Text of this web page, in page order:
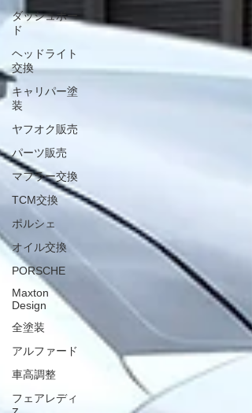
ダッシュボー
ド
ヘッドライト
交換
キャリパー塗
装
ヤフオク販売
パーツ販売
マフラー交換
TCM交換
ポルシェ
オイル交換
PORSCHE
Maxton
Design
全塗装
アルファード
車高調整
フェアレディ